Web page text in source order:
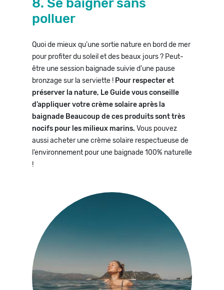
8. Se baigner sans
polluer
Quoi de mieux qu’une sortie nature en bord de mer
pour profiter du soleil et des beaux jours ? Peut-
être une session baignade suivie d’une pause
bronzage sur la serviette ! Pour respecter et
préserver la nature, Le Guide vous conseille
d’appliquer votre crème solaire après la
baignade Beaucoup de ces produits sont très
nocifs pour les milieux marins. Vous pouvez
aussi acheter une crème solaire respectueuse de
l’environnement pour une baignade 100% naturelle
!